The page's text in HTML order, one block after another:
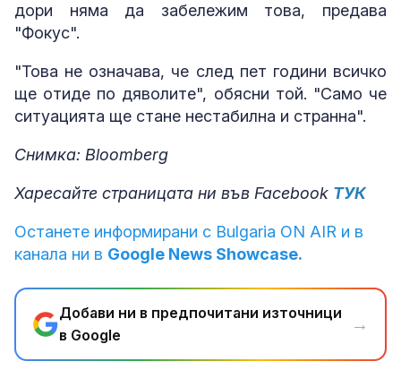
дори няма да забележим това, предава
"Фокус".
"Това не означава, че след пет години всичко
ще отиде по дяволите", обясни той. "Само че
ситуацията ще стане нестабилна и странна".
Снимка: Bloomberg
Харесайте страницата ни във Facebook ТУК
Останете информирани с Bulgaria ON AIR и в
канала ни в Google News Showcase.
Добави ни в предпочитани източници
в Google
→